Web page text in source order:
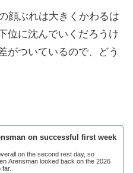
顔ぶれは大きくかわるは
位に沈んでいくだろうけ
がついているので、どう
on successful first week
on the second rest day, so
Arensman looked back on the 2026
far.